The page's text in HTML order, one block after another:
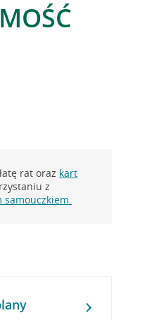
rat oraz kart
z
samouczkiem.